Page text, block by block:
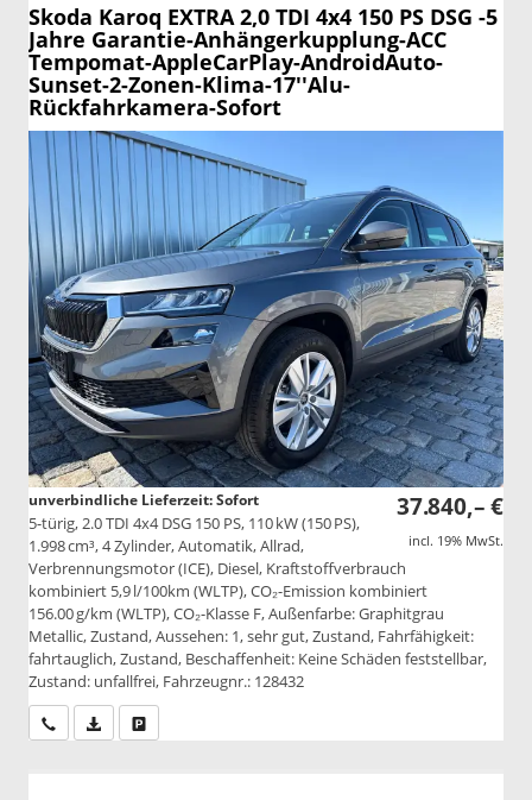
Skoda Karoq EXTRA 2,0 TDI 4x4 150 PS DSG -5
Jahre Garantie-Anhängerkupplung-ACC
Tempomat-AppleCarPlay-AndroidAuto-
Sunset-2-Zonen-Klima-17''Alu-
Rückfahrkamera-Sofort
37.840,– €
incl. 19% MwSt.
unverbindliche Lieferzeit: Sofort
5-türig, 2.0 TDI 4x4 DSG 150 PS, 110 kW (150 PS),
1.998 cm³, 4 Zylinder, Automatik, Allrad,
Verbrennungsmotor (ICE), Diesel, Kraftstoffverbrauch
kombiniert 5,9 l/100km (WLTP), CO₂-Emission kombiniert
156.00 g/km (WLTP), CO₂-Klasse F, Außenfarbe: Graphitgrau
Metallic, Zustand, Aussehen: 1, sehr gut, Zustand, Fahrfähigkeit:
fahrtauglich, Zustand, Beschaffenheit: Keine Schäden feststellbar,
Zustand: unfallfrei, Fahrzeugnr.: 128432
Wir rufen Sie anPDF-Datei, Fahrzeugexposé drucken